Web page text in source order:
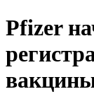
Pfizer